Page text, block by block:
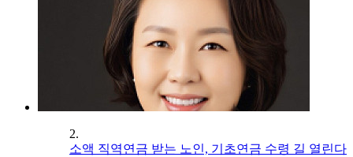
2.
소액 직역연금 받는 노인, 기초연금 수령 길 열린다